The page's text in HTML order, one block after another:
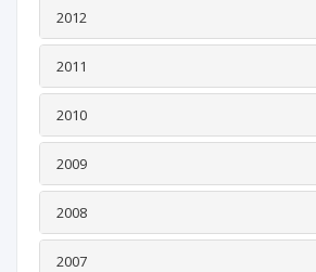
2012
2011
2010
2009
2008
2007